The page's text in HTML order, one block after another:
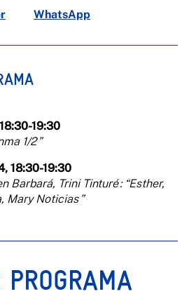
WhatsApp
19:30
1/2 ”
18:30-19:30
Barbará, Trini Tinturé : “Esther,
Mary Noticias ”